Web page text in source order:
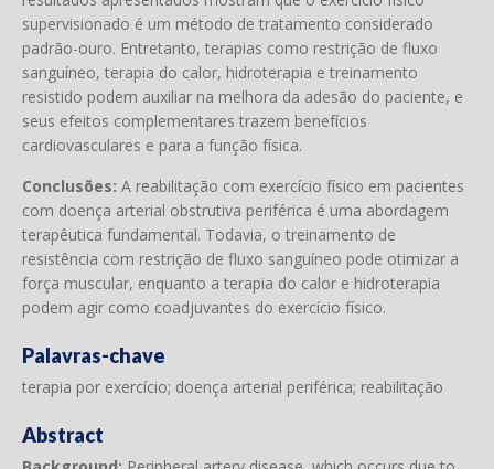
supervisionado é um método de tratamento considerado
padrão-ouro. Entretanto, terapias como restrição de fluxo
sanguíneo, terapia do calor, hidroterapia e treinamento
resistido podem auxiliar na melhora da adesão do paciente, e
seus efeitos complementares trazem benefícios
cardiovasculares e para a função física.
Conclusões: A reabilitação com exercício físico em pacientes
com doença arterial obstrutiva periférica é uma abordagem
terapêutica fundamental. Todavia, o treinamento de
resistência com restrição de fluxo sanguíneo pode otimizar a
força muscular, enquanto a terapia do calor e hidroterapia
podem agir como coadjuvantes do exercício físico.
Palavras-chave
terapia por exercício; doença arterial periférica; reabilitação
Abstract